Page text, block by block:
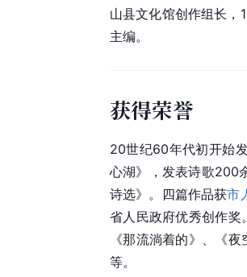
山县文化馆创作组长，
主编。
获得荣誉
20世纪60年代初开始
心湖》，发表诗歌200
诗选》。四篇作品获市
省人民政府优秀创作
《那流淌着的》、《
等。